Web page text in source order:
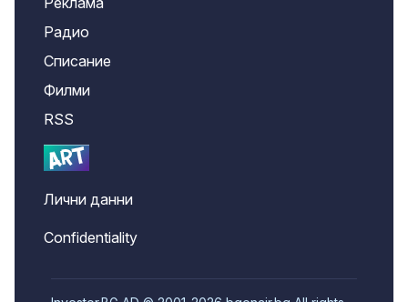
Радио
Списание
Филми
RSS
Лични данни
Confidentiality